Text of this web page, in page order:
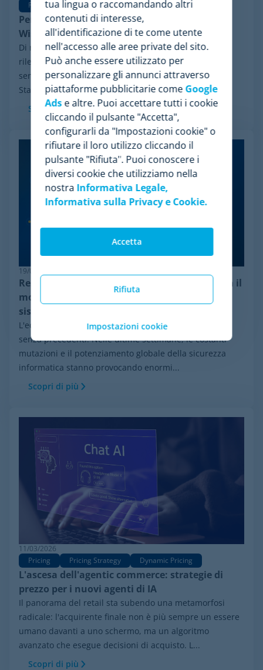
Pricing Software
Perché Minderest è la migliore alternativa a
Wiser per la pricing intelligence
Di recente, ha fatto notizia nel settore un evento
rilevante: il processo di riorganizzazione finanziaria ai
sensi del Chapter 11 avviato da Wiser Solutions negli
Stati Uniti. Sebbene questa misura...
Scopri di più
19/06/2026
Resilienza nel pricing: perché Minderest guida il
monitoraggio della concorrenza di fronte ai
sistemi antibot
L'ecosistema dell'e-commerce si muove a una velocità
senza precedenti. Nelle ultime settimane, le costanti
mutazioni e il potenziamento globale della sicurezza
informatica stanno provocando enormi...
Scopri di più
11/03/2026
Pricing
Pricing Strategy Dynamic Pricing
L'ascesa dell'agentic commerce: strategie di
prezzo per i nuovi agenti di IA
Il panorama del retail sta subendo una metamorfosi
radicale: l'acquirente finale non è più sempre un essere
umano davanti a uno schermo, ma un algoritmo
avanzato che esegue decisioni di acquisto. L...
Scopri di più
tua lingua o raccomandando altri
contenuti di interesse,
all'identificazione di te come utente
nell'accesso alle aree private del sito.
Può anche essere utilizzato per
personalizzare gli annunci attraverso
piattaforme pubblicitarie come Google
Adse altre. Puoi accettare tutti i cookie
cliccando il pulsante "Accetta",
configurarli da "Impostazioni cookie" o
rifiutare il loro utilizzo cliccando il
pulsante "Rifiuta". Puoi conoscere i
diversi cookie che utilizziamo nella
nostra Informativa Legale,
Informativa sulla Privacy e Cookie.
Rifiuta
Accetta
Impostazioni cookie